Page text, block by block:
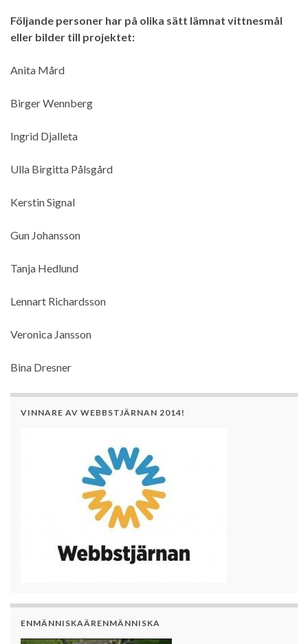
Följande personer har på olika sätt lämnat vittnesmål
eller bilder till projektet:
Anita Mård
Birger Wennberg
Ingrid Djalleta
Ulla Birgitta Pålsgård
Kerstin Signal
Gun Johansson
Tanja Hedlund
Lennart Richardsson
Veronica Jansson
Bina Dresner
VINNARE AV WEBBSTJÄRNAN 2014!
ENMÄNNISKAÄRENMÄNNISKA